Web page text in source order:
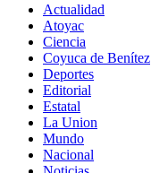
Actualidad
Atoyac
Ciencia
Coyuca de Benítez
Deportes
Editorial
Estatal
La Union
Mundo
Nacional